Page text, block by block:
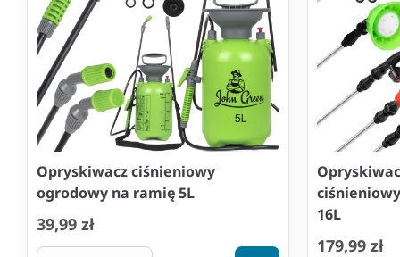
Opryskiwacz ciśnieniowy
ogrodowy na ramię 5L
39,99 zł
16L
179,99 zł